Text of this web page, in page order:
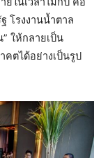
โรงงานน้ำตาล
ให้กลายเป็น
ตได้อย่างเป็นรูป